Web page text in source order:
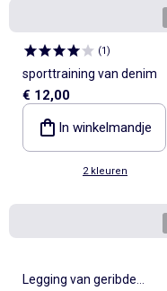
(1)
sporttraining van denim
€ 12,00
In winkelmandje
2 kleuren
Legging van geribde